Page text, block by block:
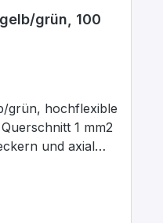
grün, 100
grün, hochflexible
1 mm2
und axial